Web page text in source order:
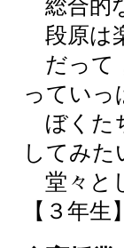
総合的
段原は
だって
っていっ
ぼくた
してみた
堂々と
【３年生